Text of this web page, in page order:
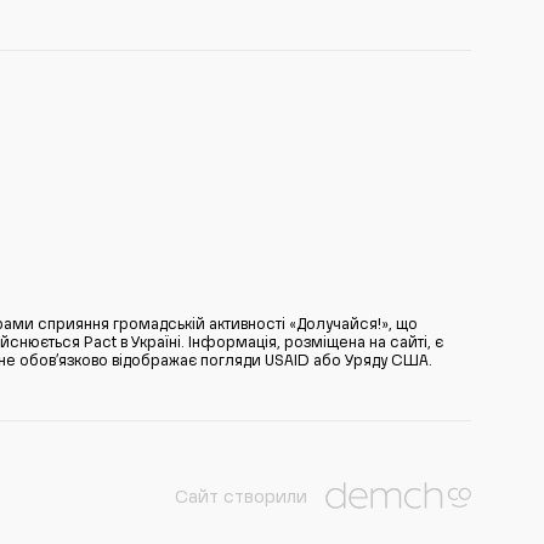
сприяння громадській активності «Долучайся!», що
Pact в Україні. Інформація, розміщена на сайті, є
обов’язково відображає погляди USAID або Уряду США.
Сайт створили